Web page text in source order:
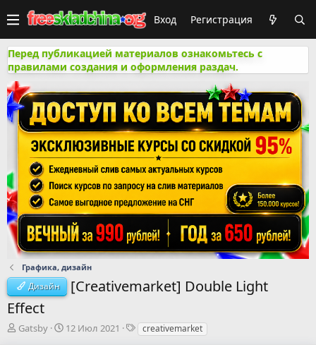
Вход Регистрация
Перед публикацией материалов ознакомьтесь с
правилами создания и оформления раздач.
Графика, дизайн
Дизайн
[Creativemarket] Double Light
Effect
А
Gatsby
Д12 Июл 2021
Тcreativemarket